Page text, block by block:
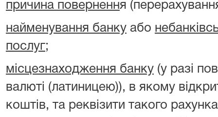
причина повернення
найменування банку або
послуг;
місцезнаходження банку (у разі
валюті (латиницею)), в якому
коштів, та реквізити такого